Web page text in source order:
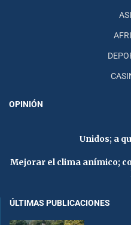
OPINIÓN
Unidos; a
Mejorar el clima anímico;
ÚLTIMAS PUBLICACIONES